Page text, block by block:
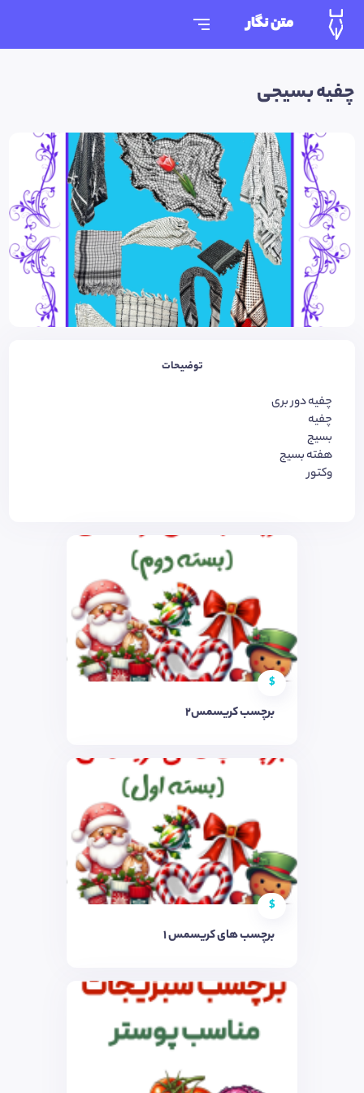
متن نگار
چفیه بسیجی
توضیحات
چفیه دور بری
چفیه
بسیج
هفته بسیج
وکتور
$
برچسب کریسمس2
$
برچسب های کریسمس ۱